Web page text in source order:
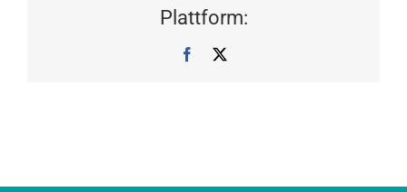
Plattform:
Facebook